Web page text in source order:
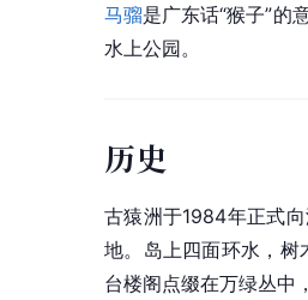
马骝是广东话“猴子”的
水上公园。
历史
古猿洲于1984年正式
地。岛上四面环水，树
台楼阁点缀在万绿丛中